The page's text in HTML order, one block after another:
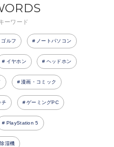
ーワード
ゴルフ ノートパソコン
イヤホン ヘッドホン
漫画・コミック
チ ゲーミングPC
PlayStation 5
除湿機